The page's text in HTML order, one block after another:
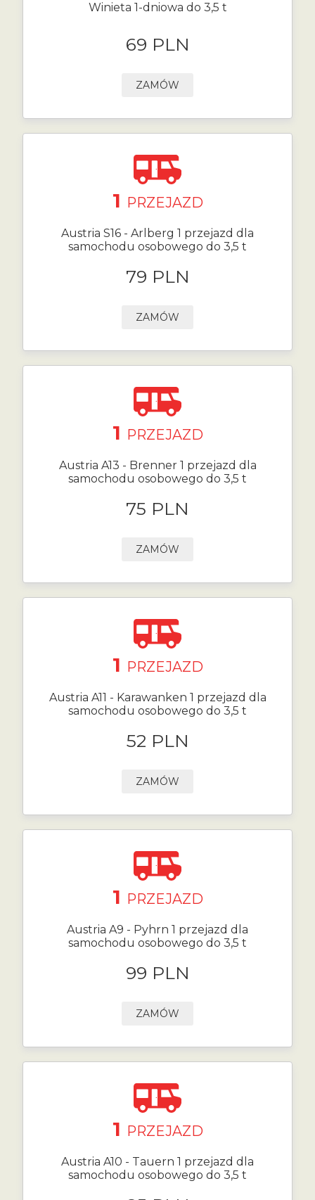
Winieta 1-dniowa do 3,5 t
69 PLN
ZAMÓW
1 PRZEJAZD
Austria S16 - Arlberg 1 przejazd dla
samochodu osobowego do 3,5 t
79 PLN
ZAMÓW
1 PRZEJAZD
Austria A13 - Brenner 1 przejazd dla
samochodu osobowego do 3,5 t
75 PLN
ZAMÓW
1 PRZEJAZD
Austria A11 - Karawanken 1 przejazd dla
samochodu osobowego do 3,5 t
52 PLN
ZAMÓW
1 PRZEJAZD
Austria A9 - Pyhrn 1 przejazd dla
samochodu osobowego do 3,5 t
99 PLN
ZAMÓW
1 PRZEJAZD
Austria A10 - Tauern 1 przejazd dla
samochodu osobowego do 3,5 t